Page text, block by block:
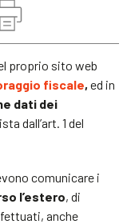
proprio sito web
fiscale, ed in
dati dei
dall’art. 1 del
comunicare i
l’estero, di
anche